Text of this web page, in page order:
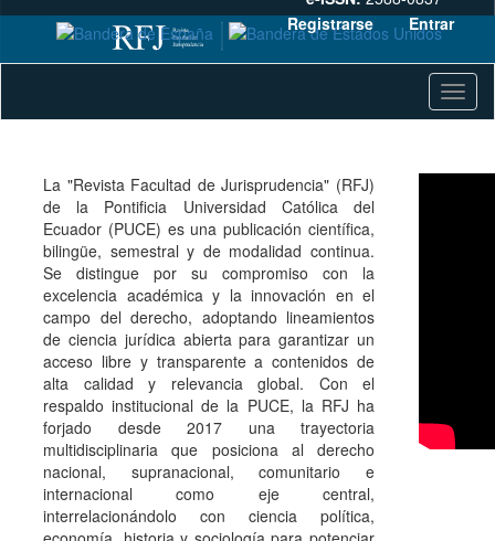
Contenido
lateral
Registrarse Entrar
La "Revista Facultad de Jurisprudencia" (RFJ)
de la Pontificia Universidad Católica del
Ecuador (PUCE) es una publicación científica,
bilingüe, semestral y de modalidad continua.
Se distingue por su compromiso con la
excelencia académica y la innovación en el
campo del derecho, adoptando lineamientos
de ciencia jurídica abierta para garantizar un
acceso libre y transparente a contenidos de
alta calidad y relevancia global. Con el
respaldo institucional de la PUCE, la RFJ ha
forjado desde 2017 una trayectoria
multidisciplinaria que posiciona al derecho
nacional, supranacional, comunitario e
internacional como eje central,
interrelacionándolo con ciencia política,